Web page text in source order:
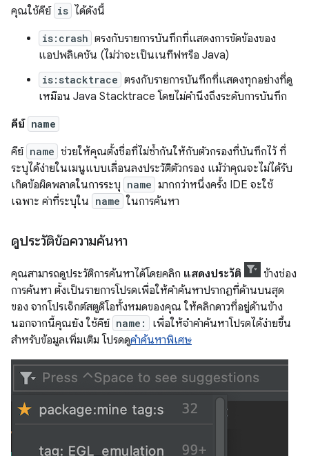
คุณใช้คีย์ is ได้ดังนี้
is:crash ตรงกับรายการบันทึกที่แสดงการขัดข้องของ
แอปพลิเคชัน (ไม่ว่าจะเป็นเนทีฟหรือ Java)
is:stacktrace ตรงกับรายการบันทึกที่แสดงทุกอย่างที่ดู
เหมือน Java Stacktrace โดยไม่คำนึงถึงระดับการบันทึก
คีย์ name
คีย์ name ช่วยให้คุณตั้งชื่อที่ไม่ซ้ำกันให้กับตัวกรองที่บันทึกไว้ ที่
ระบุได้ง่ายในเมนูแบบเลื่อนลงประวัติตัวกรอง แม้ว่าคุณจะไม่ได้รับ
เกิดข้อผิดพลาดในการระบุ name มากกว่าหนึ่งครั้ง IDE จะใช้
เฉพาะ ค่าที่ระบุใน name ในการค้นหา
ดูประวัติข้อความค้นหา
คุณสามารถดูประวัติการค้นหาได้โดยคลิก แสดงประวัติ
ข้างช่อง
การค้นหา ตั้งเป็นรายการโปรดเพื่อให้คำค้นหาปรากฏที่ด้านบนสุด
ของ จากโปรเจ็กต์สตูดิโอทั้งหมดของคุณ ให้คลิกดาวที่อยู่ด้านข้าง
นอกจากนี้คุณยัง ใช้คีย์ name:
เพื่อให้จำคำค้นหาโปรดได้ง่ายขึ้น
สำหรับข้อมูลเพิ่มเติม โปรดดูคำค้นหาพิเศษ